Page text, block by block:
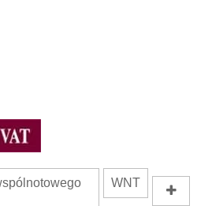
WNT